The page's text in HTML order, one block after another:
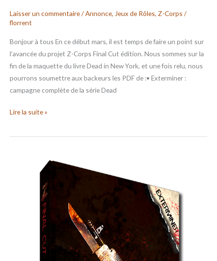
Laisser un commentaire/Annonce, Jeux de Rôles, Z-Corps /
florrent
Bonjour à tous En ce début mars, il est temps de faire un point sur
l’avancée du projet Z-Corps Final Cut édition. Nous sommes sur la
fin de la maquette du livre Dead in New York, et une fois relu, nous
pourrons soumettre aux backeurs les PDF de :• Exterminer :
campagne complète de la série Dead
Lire la suite »